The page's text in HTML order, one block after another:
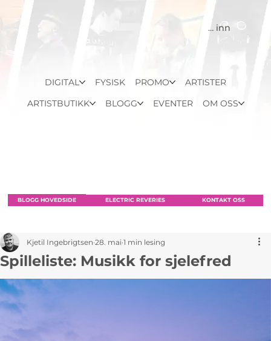
Logg inn
DIGITAL FYSISK PROMO
ARTISTER
ARTISTBUTIKK
BLOGG EVENTER OM OSS
BLOGG HOVEDSIDE ELECTRIC REVERIES KONTAKT OSS
Spilleliste: Musikk for sjelefred
Kjetil Ingebrigtsen 28. mai 1 min lesing